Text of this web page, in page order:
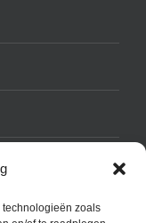
zoals